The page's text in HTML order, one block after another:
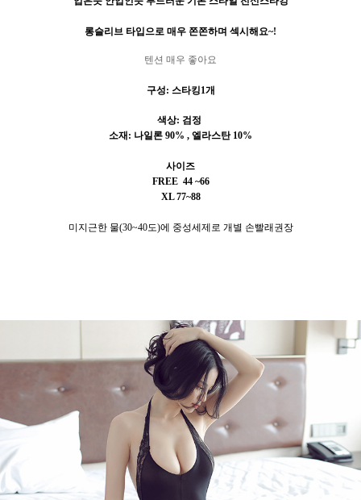
롱슬리브 타입으로 매우 쫀쫀하며 섹시해요~!
텐션 매우 좋아요
구성: 스타킹1개
색상: 검정
소재: 나일론 90% , 엘라스탄10%
사이즈
FREE 44 ~66
XL 77~88
미지근한 물(30~40도)에 중성세제로 개별 손빨래권장